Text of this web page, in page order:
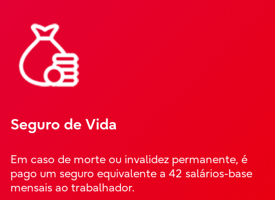
Seguro de Vida
Em caso de morte ou invalidez permanente, é
pago um seguro equivalente a 42 salários-base
mensais ao trabalhador.